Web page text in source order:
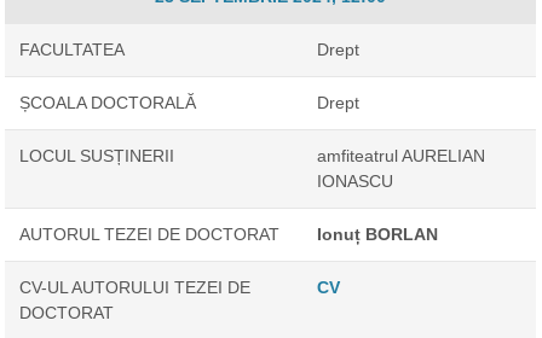
FACULTATEA Drept
ȘCOALA DOCTORALĂ Drept
LOCUL SUSȚINERII
amfiteatrul AURELIAN
IONASCU
AUTORUL TEZEI DE DOCTORAT Ionuț BORLAN
CV-UL AUTORULUI TEZEI DE
DOCTORAT
CV